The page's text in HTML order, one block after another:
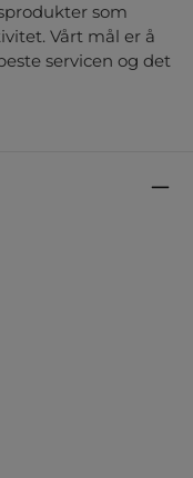
som
Vårt mål er å
servicen og det